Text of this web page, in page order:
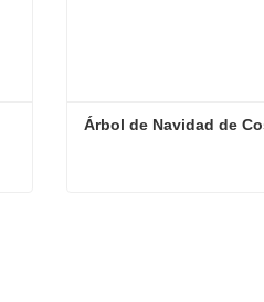
Árbol de Navidad de